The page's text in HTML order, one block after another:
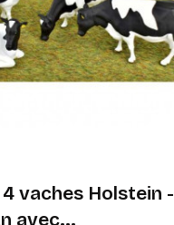
vaches Holstein -
avec...